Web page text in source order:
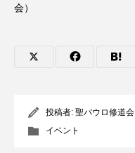
会）
投稿者: 聖パウロ修道会
イベント